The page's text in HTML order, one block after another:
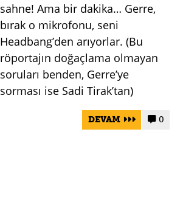
sahne! Ama bir dakika… Gerre,
bırak o mikrofonu, seni
Headbang’den arıyorlar. (Bu
röportajın doğaçlama olmayan
soruları benden, Gerre’ye
sorması ise Sadi Tirak’tan)
DEVAM  0